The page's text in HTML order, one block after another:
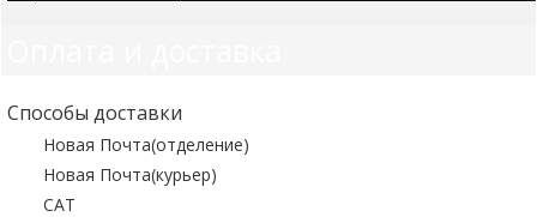
Способы доставки
Новая Почта(отделение)
Новая Почта(курьер)
САТ